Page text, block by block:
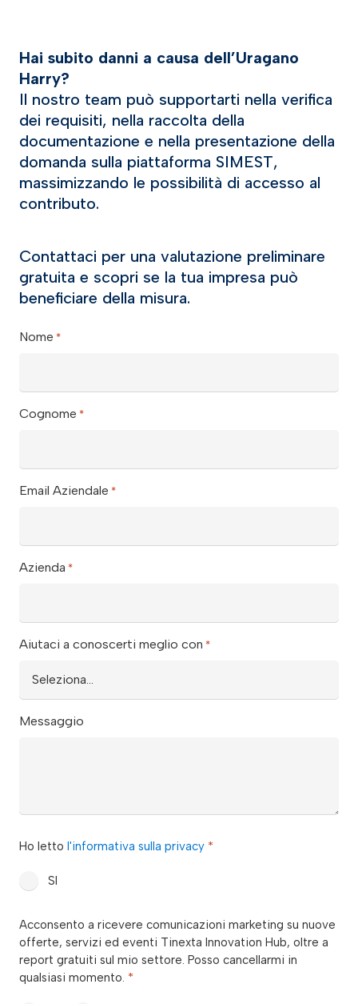
Hai subito danni a causa dell’Uragano
Harry?
Il nostro team può supportarti nella verifica
dei requisiti, nella raccolta della
documentazione e nella presentazione della
domanda sulla piattaforma SIMEST,
massimizzando le possibilità di accesso al
contributo.
Contattaci per una valutazione preliminare
gratuita e scopri se la tua impresa può
beneficiare della misura.
Nome *
Cognome *
Email Aziendale *
Azienda *
Aiutaci a conoscerti meglio con *
Messaggio
Ho letto l'informativa sulla privacy *
SI
Acconsento a ricevere comunicazioni marketing su nuove
offerte, servizi ed eventi Tinexta Innovation Hub, oltre a
report gratuiti sul mio settore. Posso cancellarmi in
qualsiasi momento. *